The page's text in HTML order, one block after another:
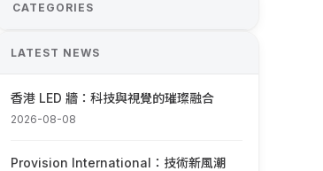
CATEGORIES
LATEST NEWS
香港 LED 牆：科技與視覺的璀璨融合
2026-08-08
Provision International：技術新風潮